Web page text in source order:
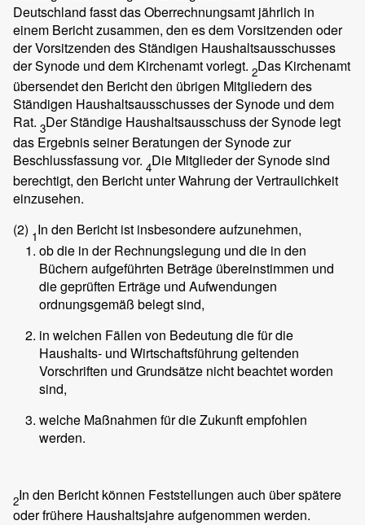
Deutschland fasst das Oberrechnungsamt jährlich in
einem Bericht zusammen, den es dem Vorsitzenden oder
der Vorsitzenden des Ständigen Haushaltsausschusses
der Synode und dem Kirchenamt vorlegt. 2Das Kirchenamt
übersendet den Bericht den übrigen Mitgliedern des
Ständigen Haushaltsausschusses der Synode und dem
Rat. 3Der Ständige Haushaltsausschuss der Synode legt
das Ergebnis seiner Beratungen der Synode zur
Beschlussfassung vor. 4Die Mitglieder der Synode sind
berechtigt, den Bericht unter Wahrung der Vertraulichkeit
einzusehen.
(2) 1In den Bericht ist insbesondere aufzunehmen,
ob die in der Rechnungslegung und die in den
Büchern aufgeführten Beträge übereinstimmen und
die geprüften Erträge und Aufwendungen
ordnungsgemäß belegt sind,
in welchen Fällen von Bedeutung die für die
Haushalts- und Wirtschaftsführung geltenden
Vorschriften und Grundsätze nicht beachtet worden
sind,
welche Maßnahmen für die Zukunft empfohlen
werden.
2In den Bericht können Feststellungen auch über spätere
oder frühere Haushaltsjahre aufgenommen werden.